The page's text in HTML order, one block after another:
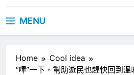
MENU
Home
Cool idea
“嗶”一下，幫助遊民也趕快回到溫